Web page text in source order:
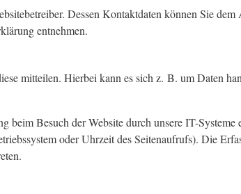
Dessen Kontaktdaten können Sie dem
entnehmen.
mitteilen. Hierbei kann es sich z. B. um Daten
Besuch der Website durch unsere IT-Systeme
oder Uhrzeit des Seitenaufrufs). Die